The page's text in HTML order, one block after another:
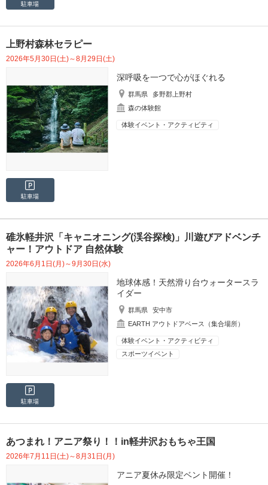
駐車場
上野村森林セラピー
2026年5月30日(土)～8月29日(土)
深呼吸を一つで心がほぐれる
群馬県
多野郡上野村
森の体験館
体験イベント・アクティビティ
駐車場
碓氷軽井沢「キャニオニング(渓谷探検)」川遊びアドベンチ
ャー！アウトドア 自然体験
2026年6月1日(月)～9月30日(水)
地球体感！天然滑り台ウォータースラ
イダー
群馬県
安中市
EARTH アウトドアベース（集合場所）
体験イベント・アクティビティ
スポーツイベント
駐車場
あつまれ！アニア祭り！！in軽井沢おもちゃ王国
2026年7月11日(土)～8月31日(月)
アニア夏休み限定ベント開催！